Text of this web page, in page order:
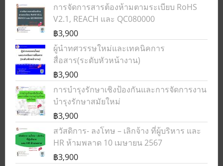
การจัดการสารต้องห้ามตามระเบียบ RoHS
V2.1, REACH และ QC080000
฿3,900
ผู้นำทศวรรษใหม่และเทคนิคการ
สื่อสาร(ระดับหัวหน้างาน)
฿3,900
การบำรุงรักษาเชิงป้องกันและการจัดการงาน
บำรุงรักษาสมัยใหม่
฿3,900
สวัสดิการ- ลงโทษ – เลิกจ้าง ที่ผู้บริหาร และ
HR ห้ามพลาด 10 เมษายน 2567
฿3,900